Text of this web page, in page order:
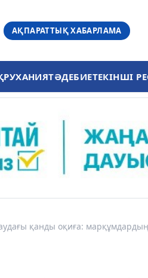
АҚПАРАТТЫҚ ХАБАРЛАМА
РУХАНИЯТӘДЕБИЕТЕКІНШІ
қанды оқиға: